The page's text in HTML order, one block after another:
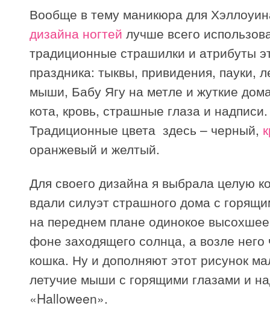
Вообще в тему маникюра для
дизайна ногтей лучше всего
традиционные страшилки и атрибуты
праздника: тыквы, привидения, пауки,
мыши, Бабу Ягу на метле и жуткие
кота, кровь, страшные глаза и надписи.
Традиционные цвета здесь – черный,
оранжевый и желтый.
Для своего дизайна я выбрала целую
вдали силуэт страшного дома с
на переднем плане одинокое
фоне заходящего солнца, а возле него
кошка. Ну и дополняют этот рисунок
летучие мыши с горящими глазами и
«Halloween».